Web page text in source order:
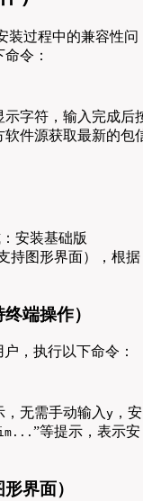
装过程中的兼容性问
令：
字符，输入完成后
软件源获取最新的包
安装基础版
持图形界面），根据
端操作）
，执行以下命令：
无需手动输入 y ，安
”等提示，表示安
界面）